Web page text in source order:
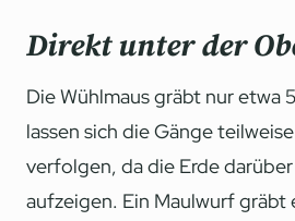
Direkt unter der
Die Wühlmaus gräbt nur etwa
lassen sich die Gänge
verfolgen, da die Erde
aufzeigen. Ein Maulwurf gräbt